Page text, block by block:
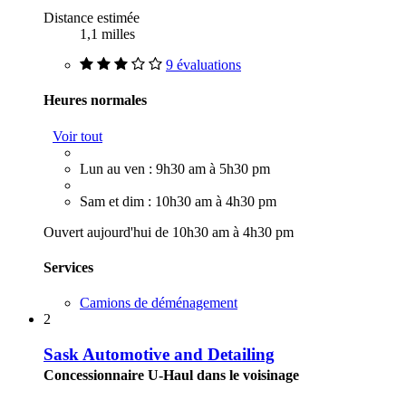
Distance estimée
1,1 milles
9 évaluations
Heures normales
Voir tout
Lun au ven : 9h30 am à 5h30 pm
Sam et dim : 10h30 am à 4h30 pm
Ouvert aujourd'hui de 10h30 am à 4h30 pm
Services
Camions de déménagement
2
Sask Automotive and Detailing
Concessionnaire U-Haul dans le voisinage